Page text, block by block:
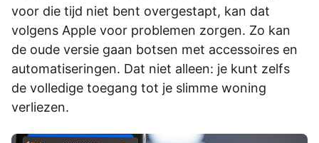
voor die tijd niet bent overgestapt, kan dat
volgens Apple voor problemen zorgen. Zo kan
de oude versie gaan botsen met accessoires en
automatiseringen. Dat niet alleen: je kunt zelfs
de volledige toegang tot je slimme woning
verliezen.